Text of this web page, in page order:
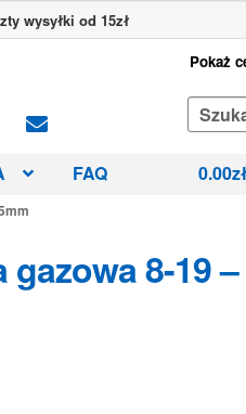
wysyłki od 15zł
Pokaż
Search
for:
FAQ 0.00
gazowa 8-19